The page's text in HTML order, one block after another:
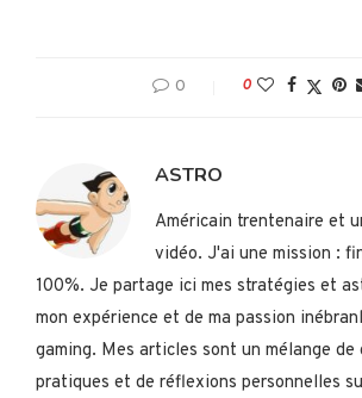
0 0
ASTRO
Américain trentenaire et
vidéo. J'ai une mission :
100%. Je partage ici mes stratégies et
mon expérience et de ma passion
gaming. Mes articles sont un mélange de
pratiques et de réflexions personnelles